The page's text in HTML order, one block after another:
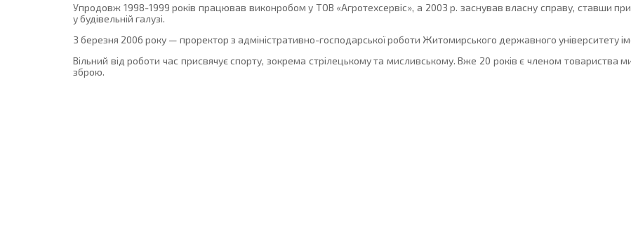
Упродовж 1998-1999 років працював виконробом у ТОВ «Агротехсервіс», а 2003 р. заснував власну справу, ставши
у будівельній галузі.
З березня 2006 року — проректор з адміністративно-господарської роботи Житомирського державного університету
Вільний від роботи час присвячує спорту, зокрема стрілецькому та мисливському. Вже 20 років є членом товариства
зброю.